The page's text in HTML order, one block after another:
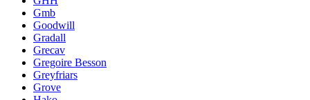
Gmb
Goodwill
Gradall
Grecav
Gregoire Besson
Greyfriars
Grove